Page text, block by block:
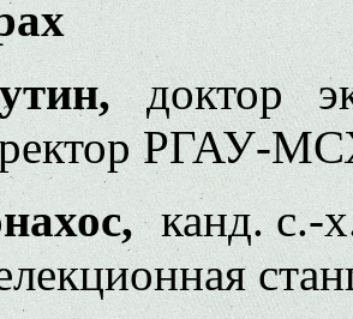
доктор
РГАУ-
канд. с.-